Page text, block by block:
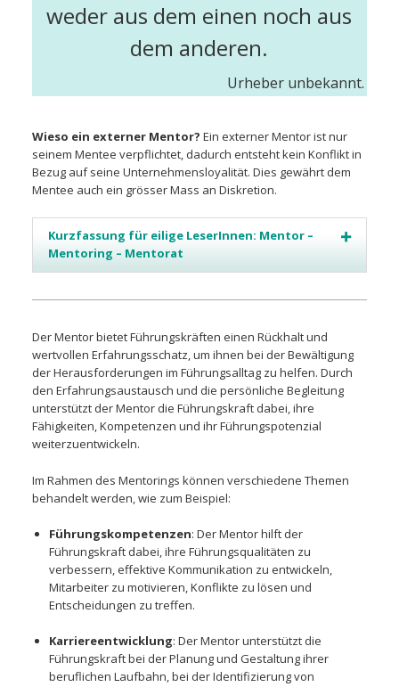
weder aus dem einen noch aus
dem anderen.
Urheber unbekannt.
Wieso ein externer Mentor? Ein externer Mentor ist nur
seinem Mentee verpflichtet, dadurch entsteht kein Konflikt in
Bezug auf seine Unternehmensloyalität. Dies gewährt dem
Mentee auch ein grösser Mass an Diskretion.
Kurzfassung für eilige LeserInnen: Mentor –
Mentoring – Mentorat
Der Mentor bietet Führungskräften einen Rückhalt und
wertvollen Erfahrungsschatz, um ihnen bei der Bewältigung
der Herausforderungen im Führungsalltag zu helfen. Durch
den Erfahrungsaustausch und die persönliche Begleitung
unterstützt der Mentor die Führungskraft dabei, ihre
Fähigkeiten, Kompetenzen und ihr Führungspotenzial
weiterzuentwickeln.
Im Rahmen des Mentorings können verschiedene Themen
behandelt werden, wie zum Beispiel:
Führungskompetenzen: Der Mentor hilft der
Führungskraft dabei, ihre Führungsqualitäten zu
verbessern, effektive Kommunikation zu entwickeln,
Mitarbeiter zu motivieren, Konflikte zu lösen und
Entscheidungen zu treffen.
Karriereentwicklung: Der Mentor unterstützt die
Führungskraft bei der Planung und Gestaltung ihrer
beruflichen Laufbahn, bei der Identifizierung von